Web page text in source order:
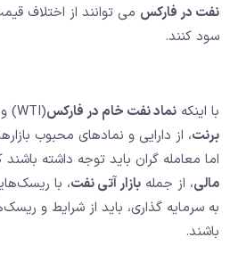
نفت در فارکس می توانند از اختلاف
سود کنند.
با اینکه نماد نفت خام در فارکس(WTI)‌ و دیگر نمادهایی مثل
برنت، از دارایی و نمادهای محبوب
اما معامله گران باید توجه داشته باشند
مالی، از جمله بازار آتی نفت، با
به سرمایه گذاری، باید از شرایط و
باشند.